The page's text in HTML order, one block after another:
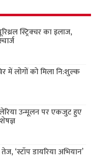
स्ट्रिक्चर का इलाज,
में लोगों को मिला नि:शुल्क
उन्मूलन पर एकजुट हुए
‘स्टॉप डायरिया अभियान’